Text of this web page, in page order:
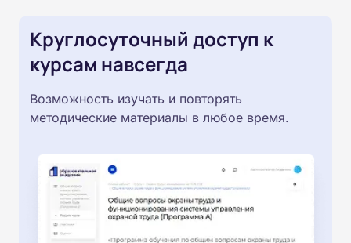
Круглосуточный доступ к
курсам навсегда
Возможность изучать и повторять
методические материалы в любое время.